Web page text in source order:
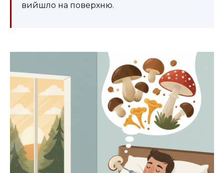
вийшло на поверхню.